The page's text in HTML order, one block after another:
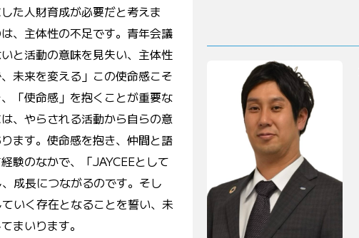
た人財育成が必要だと考えま
、主体性の不足です。青年会議
と活動の意味を見失い、主体性
未来を変える」この使命感こそ
「使命感」を抱くことが重要な
、やらされる活動から自らの意
ます。使命感を抱き、仲間と語
験のなかで、「JAYCEEとして
成長につながるのです。そし
いく存在となることを誓い、未
まいります。